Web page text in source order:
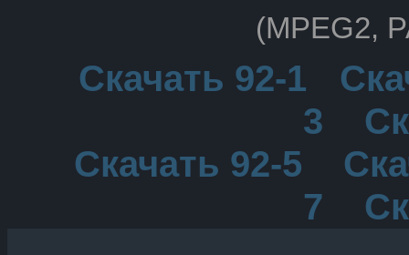
(MPEG2,
Скачать 92-1
3
Скачать 92-5
7